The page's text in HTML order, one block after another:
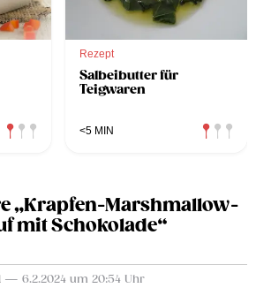
Rezept
Salbeibutter für
Teigwaren
<5 MIN
„Krapfen-Marshmallow-
mit Schokolade“
— 6.2.2024 um 20:54 Uhr